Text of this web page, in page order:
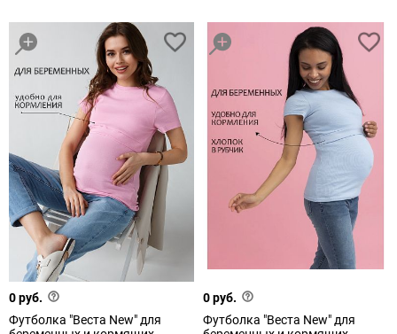
0 руб.
Футболка "Веста New" для
0 руб.
Футболка "Веста New" для